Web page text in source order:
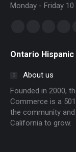
Monday - Friday
opens
window
opens
in
window
opens
in
window
Ontario
About us
Founded in 2000,
Commerce is a
the community
California to grow.